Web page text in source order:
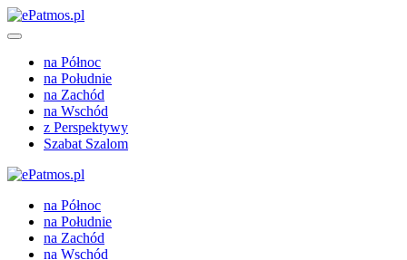
na Północ
na Południe
na Zachód
na Wschód
z Perspektywy
Szabat Szalom
na Północ
na Południe
na Zachód
na Wschód